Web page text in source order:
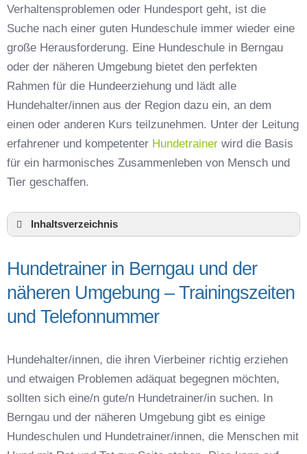
Verhaltensproblemen oder Hundesport geht, ist die
Suche nach einer guten Hundeschule immer wieder eine
große Herausforderung. Eine Hundeschule in Berngau
oder der näheren Umgebung bietet den perfekten
Rahmen für die Hundeerziehung und lädt alle
Hundehalter/innen aus der Region dazu ein, an dem
einen oder anderen Kurs teilzunehmen. Unter der Leitung
erfahrener und kompetenter Hundetrainer wird die Basis
für ein harmonisches Zusammenleben von Mensch und
Tier geschaffen.
Inhaltsverzeichnis
Hundetrainer in Berngau und der näheren
Umgebung – Trainingszeiten und
Telefonnummer
Das macht einen guten Hundetrainer aus
Hundetrainer Ausbildung in Berngau oder online
Hundezubehör für das Training und
Hundespielzeug zur Beschäftigung
Preisvergleich der Hundeschulen in Berngau
Hundeschulen vs. Hundesportvereine in
Hundetrainer in Berngau und der
näheren Umgebung – Trainingszeiten
und Telefonnummer
Hundehalter/innen, die ihren Vierbeiner richtig erziehen
und etwaigen Problemen adäquat begegnen möchten,
sollten sich eine/n gute/n Hundetrainer/in suchen. In
Berngau und der näheren Umgebung gibt es einige
Hundeschulen und Hundetrainer/innen, die Menschen mit